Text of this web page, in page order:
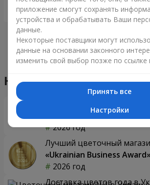
Заказать
75 красных роз
7 141 грн
Заказать
Цветы в
3 465 грн
приложение смогут сохранять
устройства и обрабатывать Ваши
данные.
Некоторые поставщики могут
данные на основании законного
изменить свой выбор позже по ссылке
Принять все
Настройки